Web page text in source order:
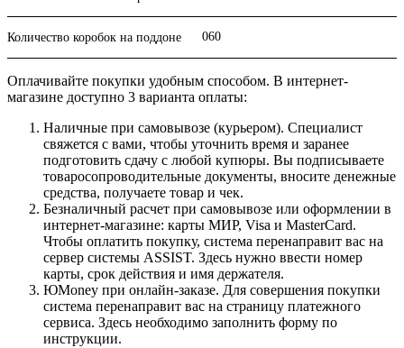
Количество коробок на поддоне 060
Оплачивайте покупки удобным способом. В интернет-
магазине доступно 3 варианта оплаты:
Наличные при самовывозе (курьером). Специалист
свяжется с вами, чтобы уточнить время и заранее
подготовить сдачу с любой купюры. Вы подписываете
товаросопроводительные документы, вносите денежные
средства, получаете товар и чек.
Безналичный расчет при самовывозе или оформлении в
интернет-магазине: карты МИР, Visa и MasterCard.
Чтобы оплатить покупку, система перенаправит вас на
сервер системы ASSIST. Здесь нужно ввести номер
карты, срок действия и имя держателя.
ЮMoney при онлайн-заказе. Для совершения покупки
система перенаправит вас на страницу платежного
сервиса. Здесь необходимо заполнить форму по
инструкции.